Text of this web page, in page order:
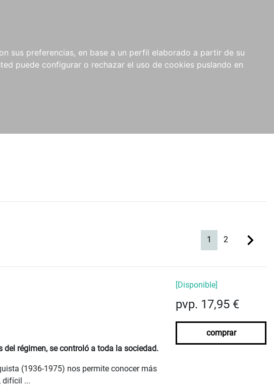
sus preferencias, en base a un perfil elaborado a partir de su
puede configurar o rechazar el uso de cookies puslando en
1 (current)
2
régimen, se controló a toda la sociedad.
(1936-1975) nos permite conocer más
difícil ...
[Disponible]
pvp. 17,95 €
comprar